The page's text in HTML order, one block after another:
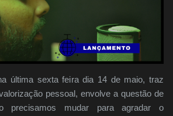
última sexta feira dia 14 de maio, traz
pessoal, envolve a questão de
precisamos mudar para agradar o